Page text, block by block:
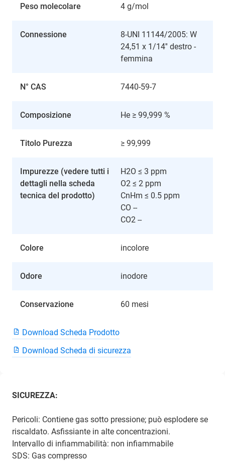
Peso molecolare 4 g/mol
Connessione
8-UNI 11144/2005: W
24,51 x 1/14'' destro -
femmina
N° CAS 7440-59-7
Composizione He ≥ 99,999 %
Titolo Purezza ≥ 99,999
Impurezze (vedere tutti i
dettagli nella scheda
tecnica del prodotto)
H2O ≤ 3 ppm
O2 ≤ 2 ppm
CnHm ≤ 0.5 ppm
CO --
CO2 --
Colore incolore
Odore inodore
Conservazione 60 mesi
Download Scheda Prodotto
Download Scheda di sicurezza
SICUREZZA:
Pericoli: Contiene gas sotto pressione; può esplodere se
riscaldato. Asfissiante in alte concentrazioni.
Intervallo di infiammabilità: non infiammabile
SDS: Gas compresso